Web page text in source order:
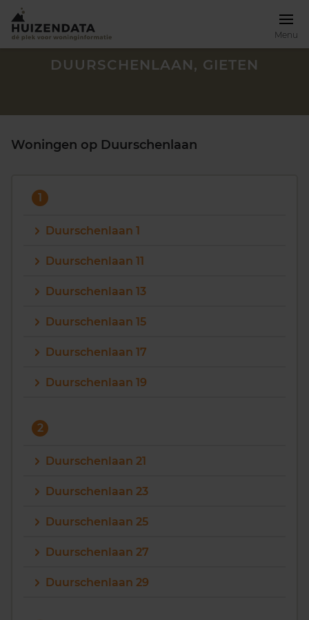
Menu
Maandag t/m vrijdag - 08:00 -18:00
DUURSCHENLAAN, GIETEN
Woningen op Duurschenlaan
1
Duurschenlaan 1
Duurschenlaan 11
Duurschenlaan 13
Duurschenlaan 15
Duurschenlaan 17
Duurschenlaan 19
2
Duurschenlaan 21
Duurschenlaan 23
Duurschenlaan 25
Duurschenlaan 27
Duurschenlaan 29